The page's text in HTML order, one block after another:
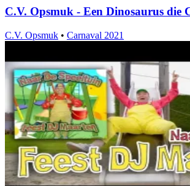
C.V. Opsmuk - Een Dinosaurus die
C.V. Opsmuk • Carnaval 2021